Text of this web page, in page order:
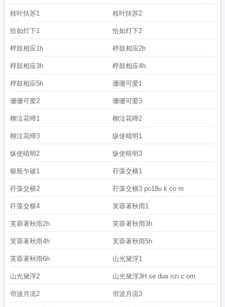
枝叶扶苏1 枝叶扶苏2
恰如灯下1 恰如灯下2
桴鼓相应1h 桴鼓相应2h
桴鼓相应3h 桴鼓相应4h
桴鼓相应5h 珊珊可爱1
珊珊可爱2 珊珊可爱3
柳泣花啼1 柳泣花啼2
柳泣花啼3 纵使晴明1
纵使晴明2 纵使晴明3
银瓶乍破1 荇藻交横1
荇藻交横2 荇藻交横3 po18u k co m
荇藻交横4 芙蓉著秋雨1
芙蓉著秋雨2h 芙蓉著秋雨3h
芙蓉著秋雨4h 芙蓉著秋雨5h
芙蓉著秋雨6h 山光黛浮1
山光黛浮2 山光黛浮3H se dua nzi c om
帘波月流2 帘波月流3